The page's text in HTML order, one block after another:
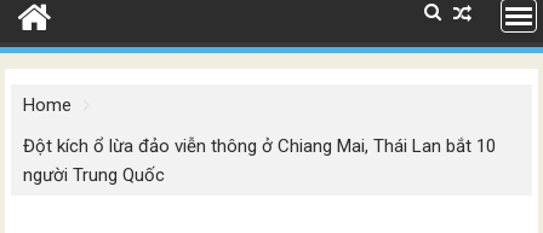
Home
Đột kích ổ lừa đảo viễn thông ở Chiang Mai, Thái Lan bắt 10
người Trung Quốc